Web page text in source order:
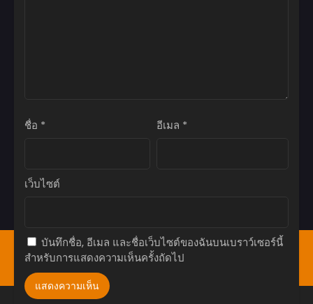
ตอนที่ 55
กุมภาพันธ์ 2, 2024
ตอนที่ 52
กุมภาพันธ์ 2, 2024
ชื่อ * อีเมล *
เว็บไซต์
บันทึกชื่อ, อีเมล และชื่อเว็บไซต์ของฉันบนเบราว์เซอร์นี้
สำหรับการแสดงความเห็นครั้งถัดไป
หน้าแรก Bookmark มังงะ(ญี่ปุ่น)
มังฮวา(เกาหลี)
มังฮัว(จีน)